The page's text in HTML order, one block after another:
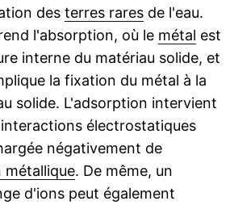
des terres raresde l'eau.
l'absorption, où le métal est
interne du matériau solide, et
la fixation du métal à la
solide. L'adsorption intervient
électrostatiques
négativement de
métallique. De même, un
d'ions peut également